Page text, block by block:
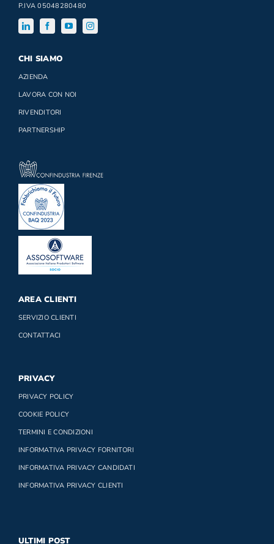
P.IVA 05048280480
CHI SIAMO
AZIENDA
LAVORA CON NOI
RIVENDITORI
PARTNERSHIP
AREA CLIENTI
SERVIZIO CLIENTI
CONTATTACI
PRIVACY
PRIVACY POLICY
COOKIE POLICY
TERMINI E CONDIZIONI
INFORMATIVA PRIVACY FORNITORI
INFORMATIVA PRIVACY CANDIDATI
INFORMATIVA PRIVACY CLIENTI
ULTIMI POST